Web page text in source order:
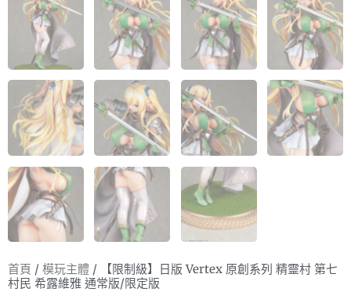
首頁 / 模玩主體 / 【限制級】日版 Vertex 原創系列 精靈村 第七
村民 希露維雅 通常版/限定版